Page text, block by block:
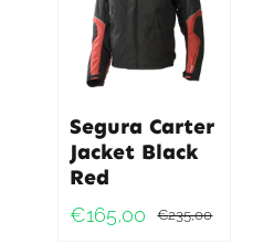
Segura Carter
Jacket Black
Red
€235,00
€165,00